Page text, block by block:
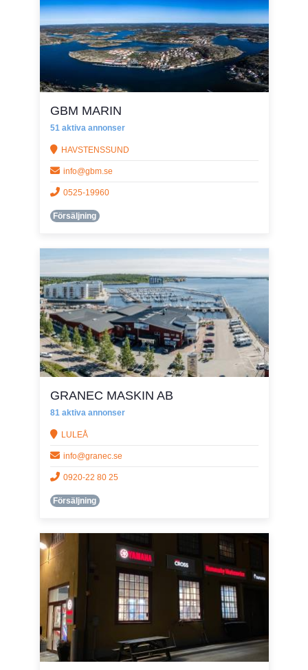
GBM MARIN
51 aktiva annonser
HAVSTENSSUND
info@gbm.se
0525-19960
Försäljning
GRANEC MASKIN AB
81 aktiva annonser
LULEÅ
info@granec.se
0920-22 80 25
Försäljning